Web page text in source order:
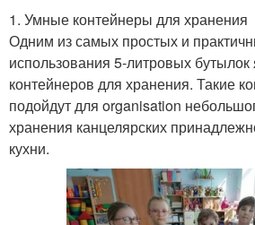
1. Умные контейнеры для хранения
Одним из самых простых и
использования 5-литровых бутылок
контейнеров для хранения. Такие
подойдут для organisation
хранения канцелярских
кухни.